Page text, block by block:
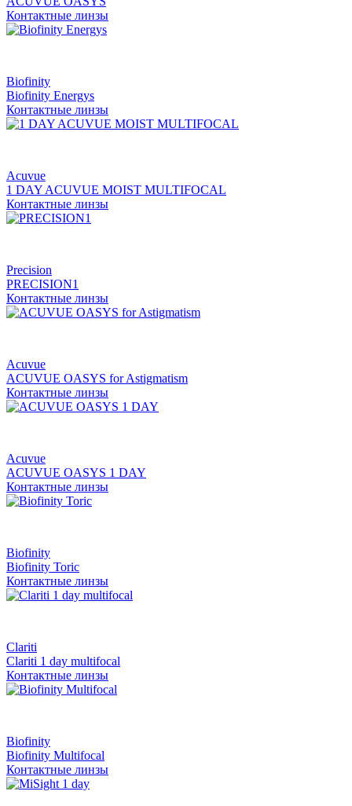
Контактные линзы
Biofinity
Biofinity Energys
Контактные линзы
Acuvue
1 DAY ACUVUE MOIST MULTIFOCAL
Контактные линзы
Precision
PRECISION1
Контактные линзы
Acuvue
ACUVUE OASYS for Astigmatism
Контактные линзы
Acuvue
ACUVUE OASYS 1 DAY
Контактные линзы
Biofinity
Biofinity Toric
Контактные линзы
Clariti
Clariti 1 day multifocal
Контактные линзы
Biofinity
Biofinity Multifocal
Контактные линзы